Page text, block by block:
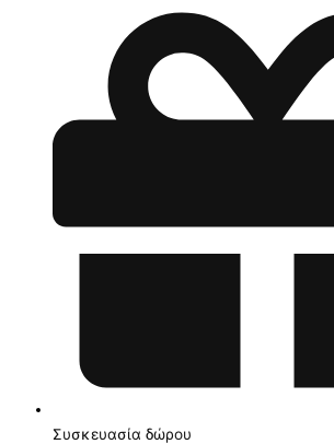
Συσκευασία δώρου